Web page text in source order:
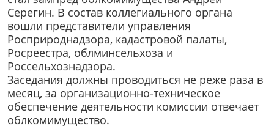
Серегин. В состав коллегиального органа
вошли представители управления
Росприроднадзора, кадастровой палаты,
Росреестра, облминсельхоза и
Россельхознадзора.
Заседания должны проводиться не реже раза в
месяц, за организационно-техническое
обеспечение деятельности комиссии отвечает
облкомимущество.